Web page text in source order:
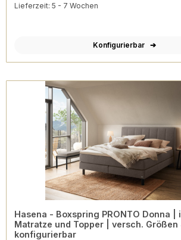
Lieferzeit: 5 - 7 Wochen
Konfigurierbar
Hasena - Boxspring PRONTO Donna | inkl.
Matratze und Topper | versch. Größen
konfigurierbar